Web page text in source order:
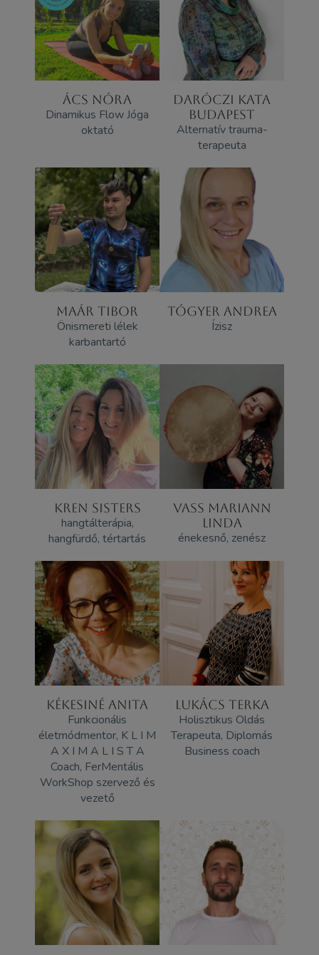
ÁCS NÓRA
Dinamikus Flow Jóga
oktató
DARÓCZI KATA
BUDAPEST
Alternatív trauma-
terapeuta
MAÁR TIBOR
Önismereti lélek
karbantartó
TÓGYER ANDREA
Ízisz
KREN SISTERS
hangtálterápia,
hangfürdő, tértartás
VASS MARIANN
LINDA
énekesnő, zenész
KÉKESINÉ ANITA
Funkcionális
életmódmentor, K L I M
A X I M A L I S T A
Coach, FerMentális
WorkShop szervező és
vezető
LUKÁCS TERKA
Holisztikus Oldás
Terapeuta, Diplomás
Business coach